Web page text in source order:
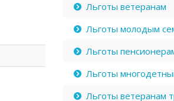
Льготы ветеранам
Льготы молодым
Льготы
Льготы
Льготы ветеранам